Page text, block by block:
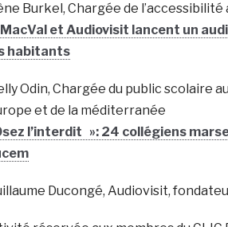
Burkel, Chargée de l’accessibilité
et Audiovisit lancent un
habitants
Odin, Chargée du public scolaire
et de la méditerranée
l’interdit »: 24 collégiens
Ducongé, Audiovisit,